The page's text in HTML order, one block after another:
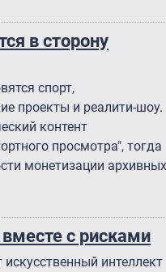
в сторону
спорт,
проекты и реалити-шоу.
контент
просмотра", тогда
монетизации архивных
с рисками
интеллект